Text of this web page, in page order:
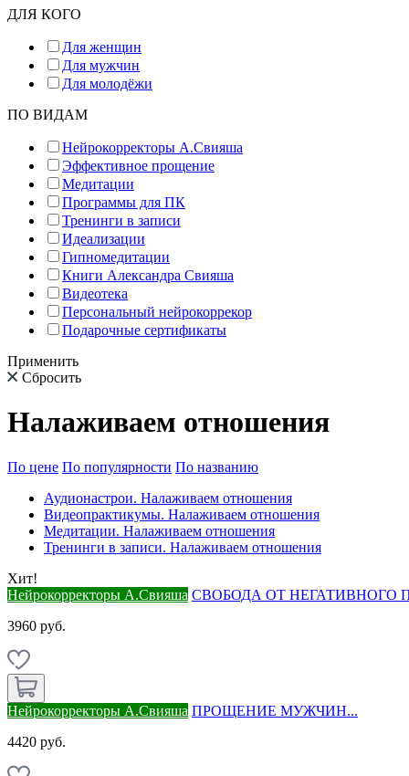
ДЛЯ КОГО
Для женщин
Для мужчин
Для молодёжи
ПО ВИДАМ
Нейрокорректоры А.Свияша
Эффективное прощение
Медитации
Программы для ПК
Тренинги в записи
Идеализации
Гипномедитации
Книги Александра Свияша
Видеотека
Персональный нейрокоррекор
Подарочные сертификаты
Применить
Сбросить
Налаживаем отношения
По цене По популярности По названию
Аудионастрои. Налаживаем отношения
Видеопрактикумы. Налаживаем отношения
Медитации. Налаживаем отношения
Тренинги в записи. Налаживаем отношения
Хит!
Нейрокорректоры А.Свияша СВОБОДА ОТ НЕГАТИВНОГО
3960 руб.
Нейрокорректоры А.Свияша ПРОЩЕНИЕ МУЖЧИН...
4420 руб.